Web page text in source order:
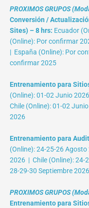
PROXIMOS GRUPOS
Conversión /
Sites) – 8 hrs: Ecuador
(Online): Por confirmar
| España (Online): Por
confirmar 2025
Entrenamiento para
(Online): 01-02 Junio
Chile (Online): 01-02
2026
Entrenamiento para
(Online): 24-25-26
2026 | Chile (Online): 24-
28-29-30 Septiembre 2026
PROXIMOS GRUPOS
Entrenamiento para